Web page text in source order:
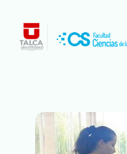
contenido